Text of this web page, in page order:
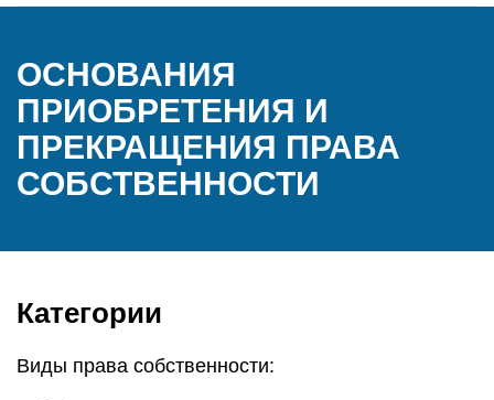
ОСНОВАНИЯ
ПРИОБРЕТЕНИЯ И
ПРЕКРАЩЕНИЯ ПРАВА
СОБСТВЕННОСТИ
Категории
Виды права собственности: